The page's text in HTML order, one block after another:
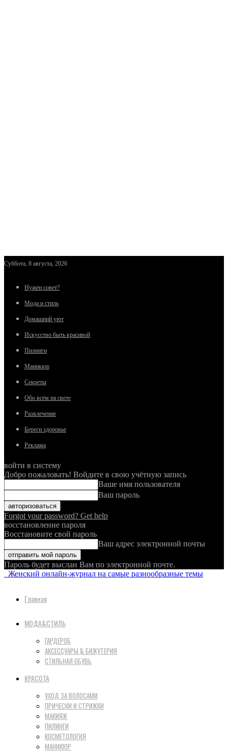
Суббота, 8 августа, 2026
Нужен совет?
Мода и стиль
Домашний уют
Искусство быть красивой
Пилинги
Маникюр
Секреты
Обо всём на свете
Развлечение
Береги здоровье
Реклама
войти в систему
Добро пожаловать! Войдите в свою учётную запись
Ваше имя пользователя
Ваш пароль
Forgot your password? Get help
восстановление пароля
Восстановите свой пароль
Ваш адрес электронной почты
Пароль будет выслан Вам по электронной почте.
Женский онлайн-журнал на самые разнообразные темы
Главная
МОДА&СТИЛЬ
ГАРДЕРОБ
АКСЕССУАРЫ & БИЖУТЕРИЯ
СТИЛЬНАЯ ОБУВЬ
КРАСОТА
УХОД ЗА ВОЛОСАМИ
ПРИЧЕСКИ И СТРИЖКИ
МАКИЯЖ
ПИЛИНГИ
КОСМЕТОЛОГИЯ
МАНИКЮР